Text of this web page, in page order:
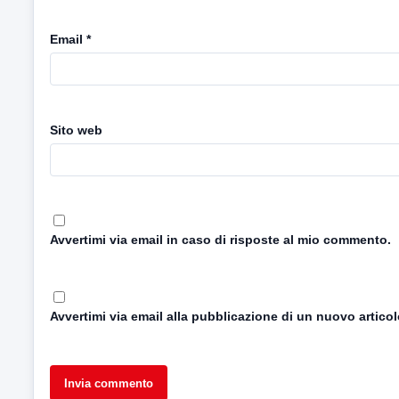
Email *
Sito web
Avvertimi via email in caso di risposte al mio commento.
Avvertimi via email alla pubblicazione di un nuovo